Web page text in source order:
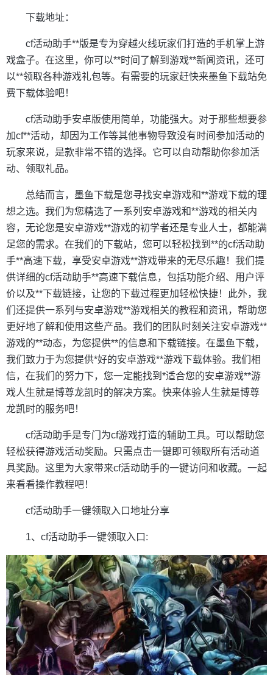
下载地址：
cf活动助手**版是专为穿越火线玩家们打造的手机掌上游
戏盒子。在这里，你可以**时间了解到游戏**新闻资讯，还可
以**领取各种游戏礼包等。有需要的玩家赶快来墨鱼下载站免
费下载体验吧！
cf活动助手安卓版使用简单，功能强大。对于那些想要参
加cf**活动，却因为工作等其他事物导致没有时间参加活动的
玩家来说，是款非常不错的选择。它可以自动帮助你参加活
动、领取礼品。
总结而言，墨鱼下载是您寻找安卓游戏和**游戏下载的理
想之选。我们为您精选了一系列安卓游戏和**游戏的相关内
容，无论您是安卓游戏**游戏的初学者还是专业人士，都能满
足您的需求。在我们的下载站，您可以轻松找到**的cf活动助
手**高速下载，享受安卓游戏**游戏带来的无尽乐趣！我们提
供详细的cf活动助手**高速下载信息，包括功能介绍、用户评
价以及**下载链接，让您的下载过程更加轻松快捷！此外，我
们还提供一系列与安卓游戏**游戏相关的教程和资讯，帮助您
更好地了解和使用这些产品。我们的团队时刻关注安卓游戏**
游戏的**动态，为您提供**的信息和下载链接。在墨鱼下载，
我们致力于为您提供*好的安卓游戏**游戏下载体验。我们相
信，在我们的努力下，您一定能找到*适合您的安卓游戏**游
戏人生就是博尊龙凯时的解决方案。快来体验人生就是博尊
龙凯时的服务吧！
cf活动助手是专门为cf游戏打造的辅助工具。可以帮助您
轻松获得游戏活动奖励。只需点击一键即可领取所有活动道
具奖励。这里为大家带来cf活动助手的一键访问和收藏。一起
来看看操作教程吧！
cf活动助手一键领取入口地址分享
1、cf活动助手一键领取入口: